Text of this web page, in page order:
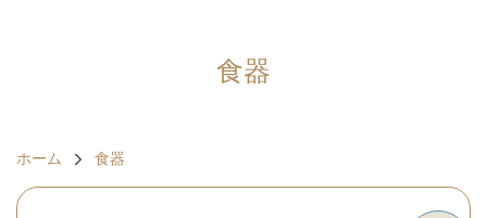
食器
ホーム 食器